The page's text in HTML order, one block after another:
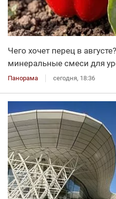
Чего хочет перец в
минеральные смеси для
Панорама сегодня, 18:36